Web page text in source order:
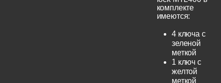
комплекте
имеются:
4 ключа с
зеленой
меткой
1 ключ с
желтой
меткой